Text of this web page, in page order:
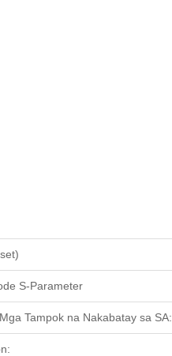
S-Parameter
Tampok na Nakabatay sa SA: